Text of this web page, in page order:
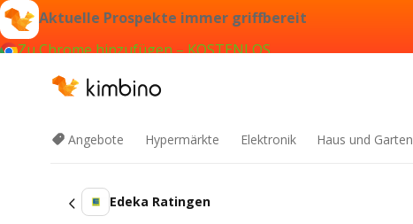
Aktuelle Prospekte immer griffbereit
Zu Chrome hinzufügen – KOSTENLOS
Angebote Hypermärkte Elektronik Haus und Garten
Edeka Ratingen